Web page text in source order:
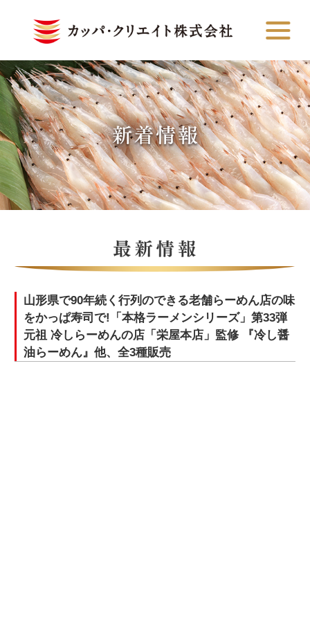
山形県で90年続く行列のできる老舗らーめん店の味
をかっぱ寿司で!「本格ラーメンシリーズ」第33弾
元祖 冷しらーめんの店「栄屋本店」監修 『冷し醤
油らーめん』他、全3種販売